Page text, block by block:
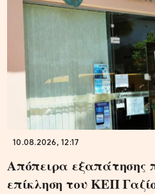
10.08.2026, 12:17
Απόπειρα εξαπάτησης
επίκληση του ΚΕΠ